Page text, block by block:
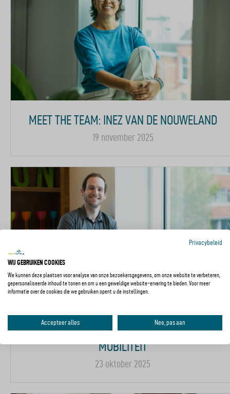
MEET THE TEAM: INEZ VAN DE NOUWELAND
19 november 2025
VERKEERSVEILIGHEID IN NEDERLANDSE
MOBILITEIT
23 oktober 2025
Privacybeleid
WIJ GEBRUIKEN COOKIES
We kunnen deze plaatsen voor analyse van onze bezoekersgegevens, om onze website te verbeteren,
gepersonaliseerde inhoud te tonen en om u een geweldige website-ervaring te bieden. Voor meer
informatie over de cookies die we gebruiken opent u de instellingen.
Accepteer alles Nee, pas aan